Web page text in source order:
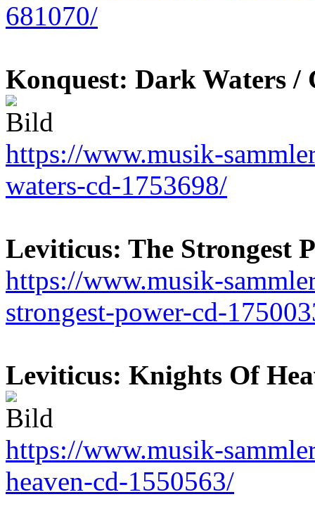
681070/
Konquest: Dark Waters /
https://www.musik-
waters-cd-1753698/
Leviticus: The Strongest
https://www.musik-
strongest-power-cd-
Leviticus: Knights Of
https://www.musik-
heaven-cd-1550563/